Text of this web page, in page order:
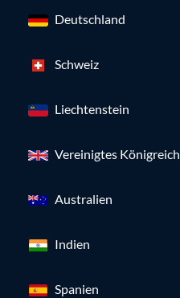
Deutschland
Schweiz
Liechtenstein
Vereinigtes Königreich
Australien
Indien
Spanien